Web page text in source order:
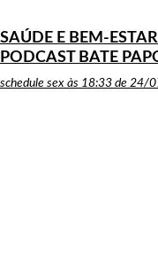
SAÚDE E BEM-
PODCAST BATE
schedule sex às 18:33 de 24/